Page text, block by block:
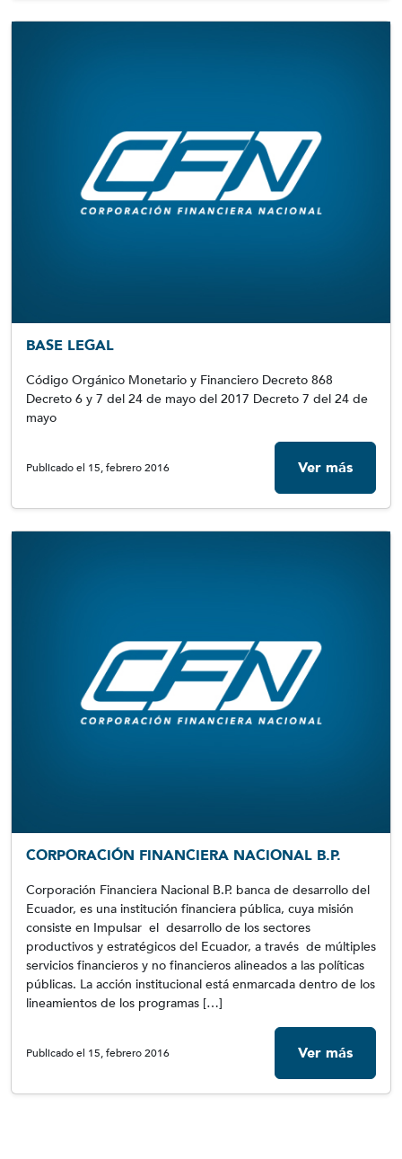
BASE LEGAL
Código Orgánico Monetario y Financiero Decreto 868
Decreto 6 y 7 del 24 de mayo del 2017 Decreto 7 del 24 de
mayo
Publicado el 15, febrero 2016 Ver más
CORPORACIÓN FINANCIERA NACIONAL B.P.
Corporación Financiera Nacional B.P. banca de desarrollo del
Ecuador, es una institución financiera pública, cuya misión
consiste en Impulsar el desarrollo de los sectores
productivos y estratégicos del Ecuador, a través de múltiples
servicios financieros y no financieros alineados a las políticas
públicas. La acción institucional está enmarcada dentro de los
lineamientos de los programas […]
Publicado el 15, febrero 2016 Ver más